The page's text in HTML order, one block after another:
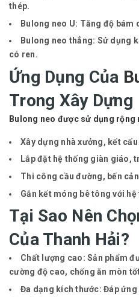
thép.
Bulong neo U: Tăng độ bám
Bulong neo thẳng: Sử dụng
có ren.
Ứng Dụng Của
Trong Xây Dựng
Bulong neo được sử dụng
Xây dựng nhà xưởng, kết cấu
Lắp đặt hệ thống giàn giáo,
Thi công cầu đường, bến
Gắn kết móng bê tông với
Tại Sao Nên
Của Thanh Hải?
Chất lượng cao: Sản phẩm
cường độ cao, chống ăn mòn
Đa dạng kích thước: Đáp